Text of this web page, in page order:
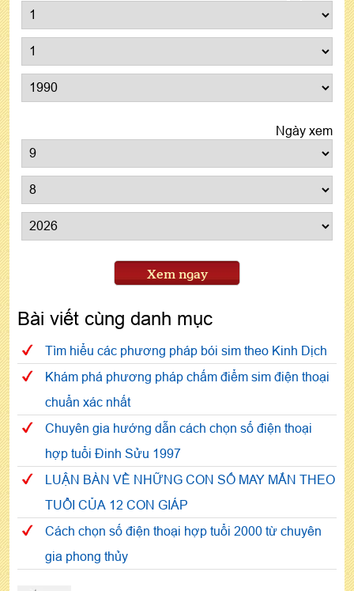
Ngày xem
Xem ngay
Bài viết cùng danh mục
Tìm hiểu các phương pháp bói sim theo Kinh Dịch
Khám phá phương pháp chấm điểm sim điện thoại
chuẩn xác nhất
Chuyên gia hướng dẫn cách chọn số điện thoại
hợp tuổi Đinh Sửu 1997
LUẬN BÀN VỀ NHỮNG CON SỐ MAY MẮN THEO
TUỔI CỦA 12 CON GIÁP
Cách chọn số điện thoại hợp tuổi 2000 từ chuyên
gia phong thủy